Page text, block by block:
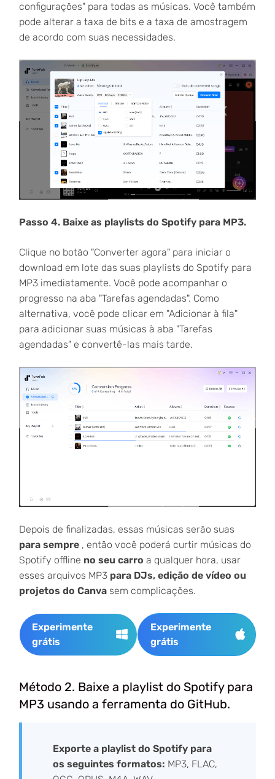
configurações" para todas as músicas. Você também
pode alterar a taxa de bits e a taxa de amostragem
de acordo com suas necessidades.
Passo 4. Baixe as playlists do Spotify para MP3.
Clique no botão "Converter agora" para iniciar o
download em lote das suas playlists do Spotify para
MP3 imediatamente. Você pode acompanhar o
progresso na aba "Tarefas agendadas". Como
alternativa, você pode clicar em "Adicionar à fila"
para adicionar suas músicas à aba "Tarefas
agendadas" e convertê-las mais tarde.
Depois de finalizadas, essas músicas serão suas
para sempre, então você poderá curtir músicas do
Spotify offline no seu carro a qualquer hora, usar
esses arquivos MP3 para DJs, edição de vídeo ou
projetos do Canvasem complicações.
Experimente
grátis
Experimente
grátis
Método 2. Baixe a playlist do Spotify para
MP3 usando a ferramenta do GitHub.
Exporte a playlist do Spotify para
os seguintes formatos: MP3, FLAC,